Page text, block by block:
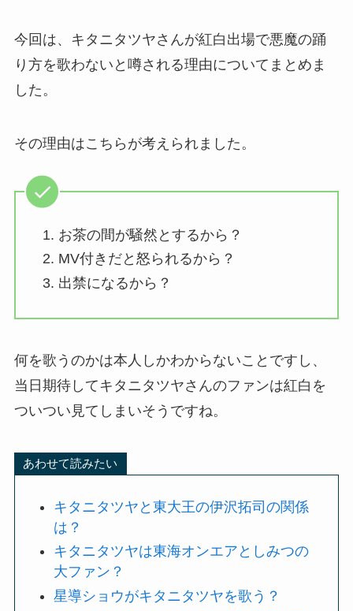
今回は、キタニタツヤさんが紅白出場で悪魔の踊
り方を歌わないと噂される理由についてまとめま
した。
その理由はこちらが考えられました。
お茶の間が騒然とするから？
MV付きだと怒られるから？
出禁になるから？
何を歌うのかは本人しかわからないことですし、
当日期待してキタニタツヤさんのファンは紅白を
ついつい見てしまいそうですね。
あわせて読みたい
キタニタツヤと東大王の伊沢拓司の関係
は？
キタニタツヤは東海オンエアとしみつの
大ファン？
星導ショウがキタニタツヤを歌う？